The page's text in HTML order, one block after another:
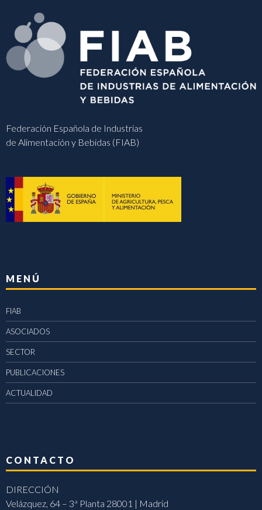
Federación Española de Industrias
de Alimentación y Bebidas (FIAB)
MENÚ
FIAB
ASOCIADOS
SECTOR
PUBLICACIONES
ACTUALIDAD
CONTACTO
DIRECCIÓN
Velázquez, 64 – 3ª Planta 28001 | Madrid